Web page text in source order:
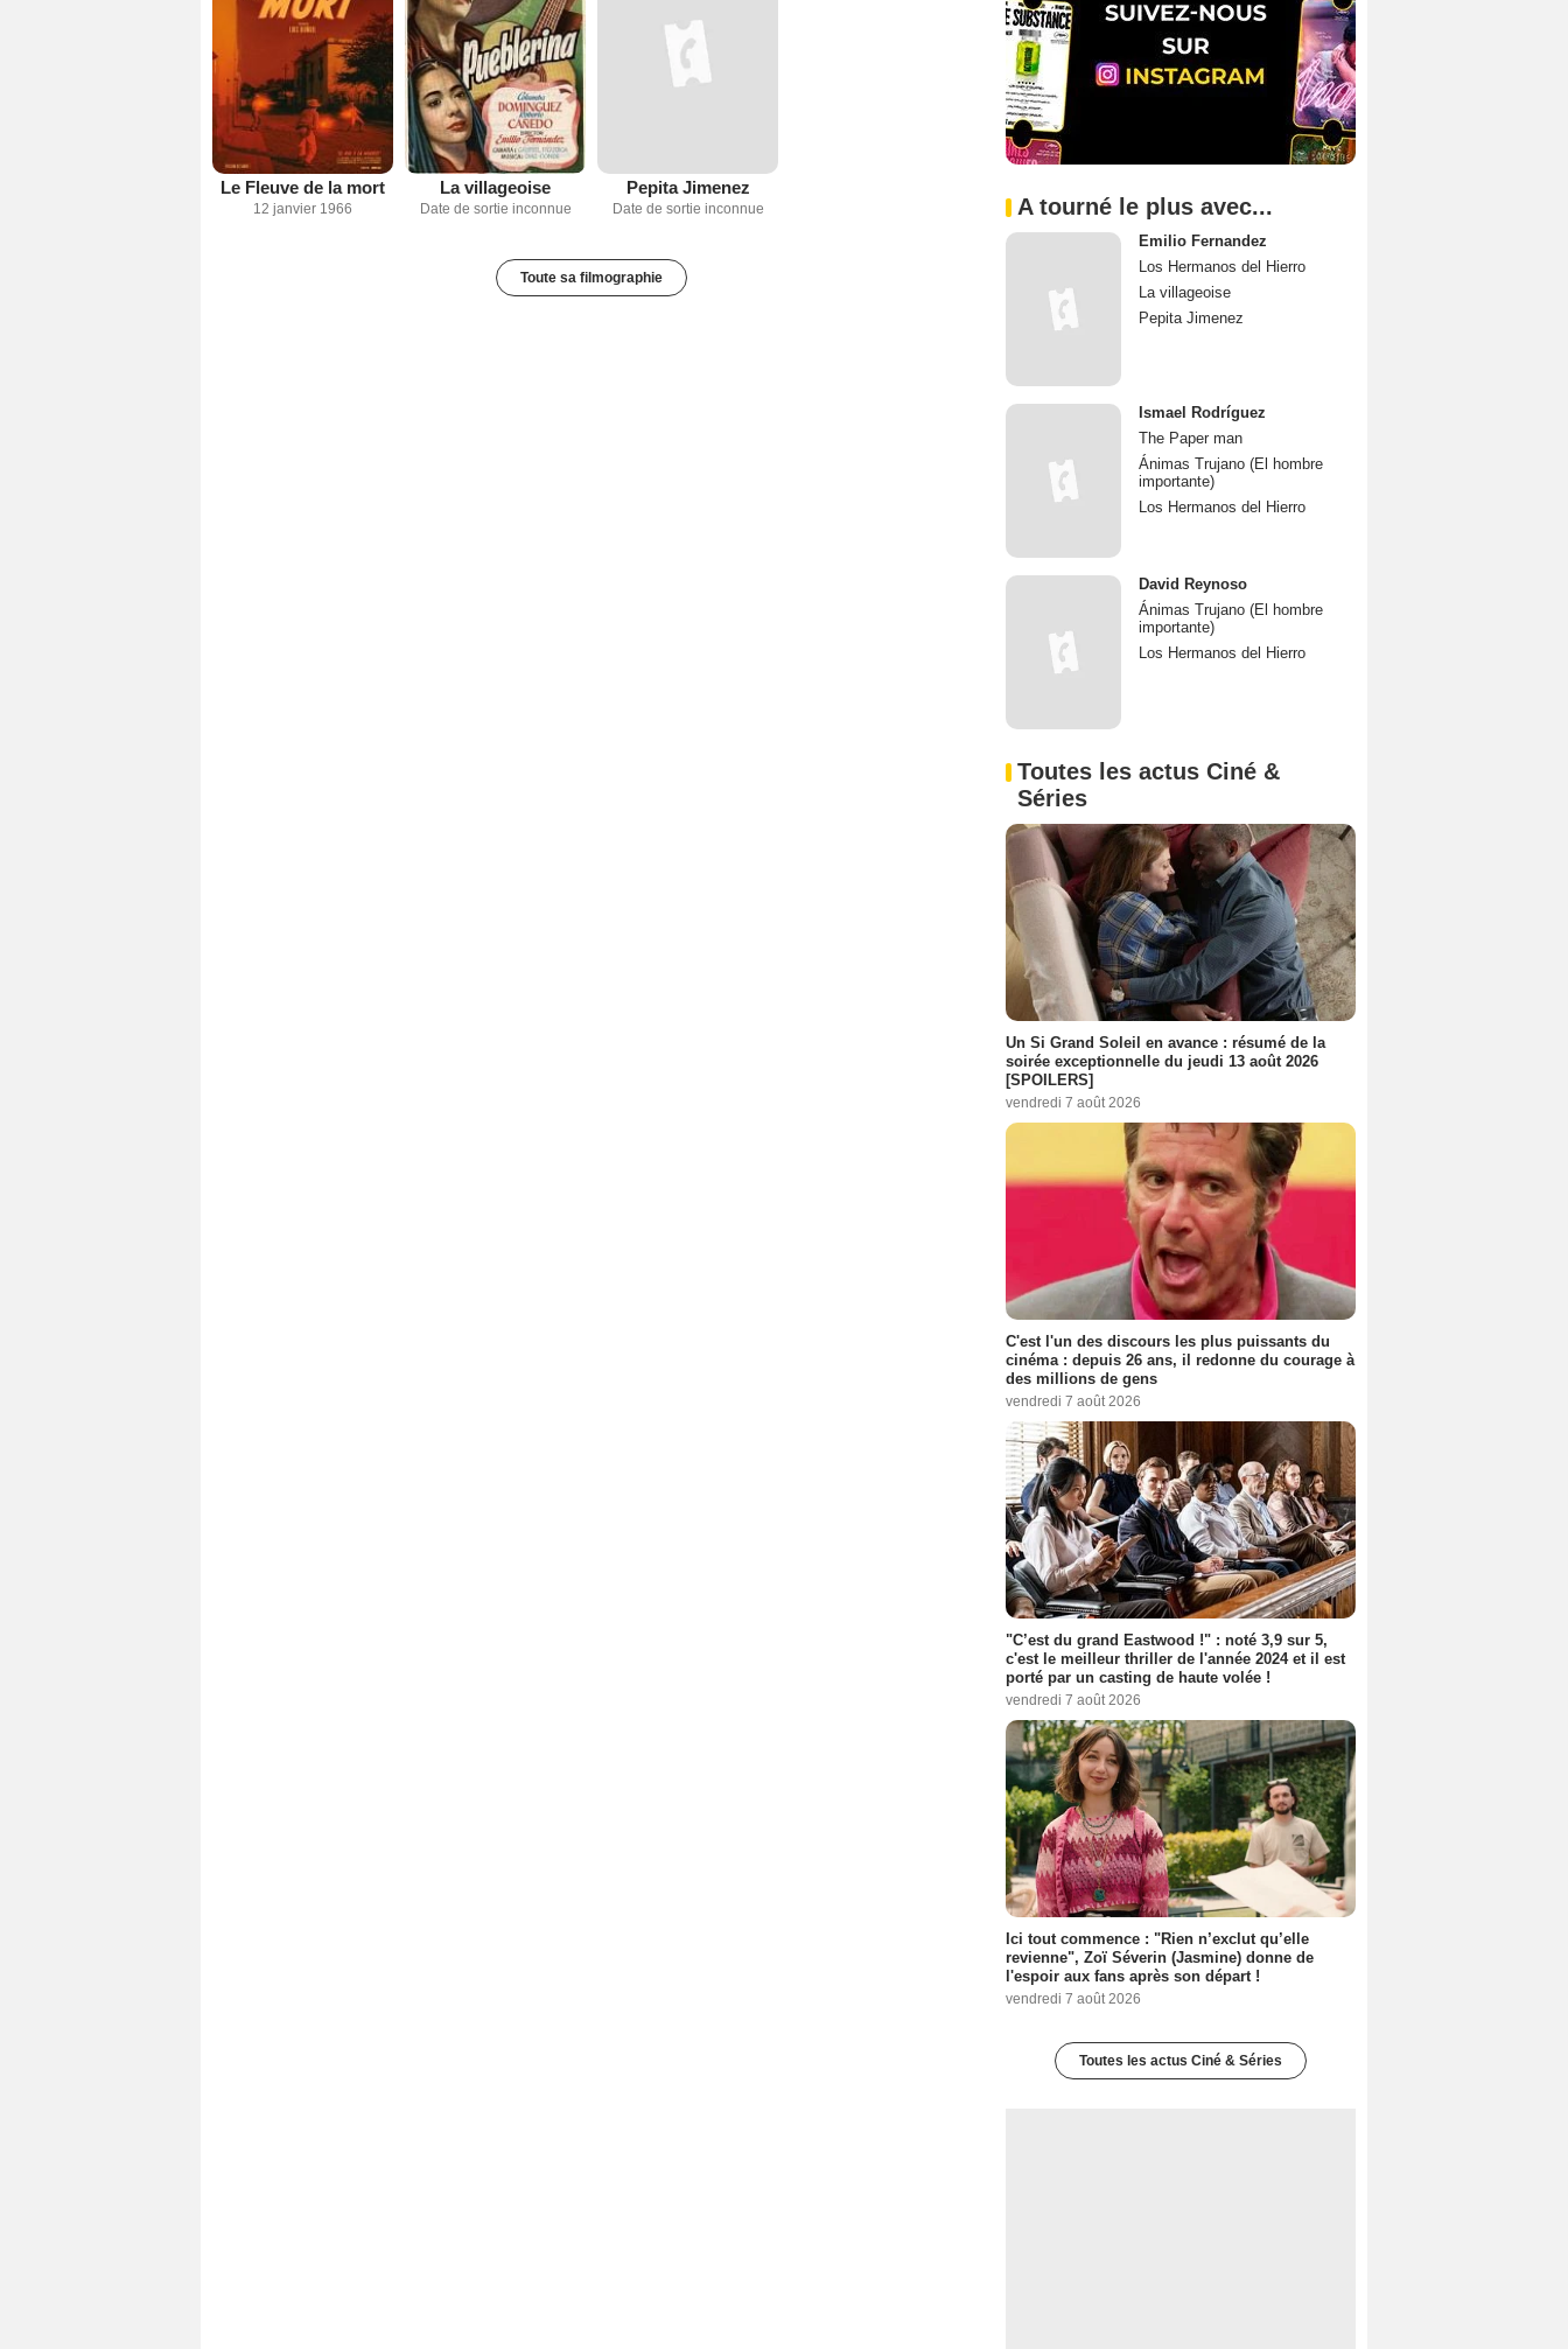
Le Fleuve de la mort
12 janvier 1966
La villageoise
Date de sortie inconnue
Pepita Jimenez
Date de sortie inconnue
Toute sa filmographie
A tourné le plus avec...
Emilio Fernandez
Los Hermanos del Hierro
La villageoise
Pepita Jimenez
Ismael Rodríguez
The Paper man
Ánimas Trujano (El hombre
importante)
Los Hermanos del Hierro
David Reynoso
Ánimas Trujano (El hombre
importante)
Los Hermanos del Hierro
Toutes les actus Ciné &
Séries
Un Si Grand Soleil en avance : résumé de la
soirée exceptionnelle du jeudi 13 août 2026
[SPOILERS]
vendredi 7 août 2026
C'est l'un des discours les plus puissants du
cinéma : depuis 26 ans, il redonne du courage à
des millions de gens
vendredi 7 août 2026
"C’est du grand Eastwood !" : noté 3,9 sur 5,
c'est le meilleur thriller de l'année 2024 et il est
porté par un casting de haute volée !
vendredi 7 août 2026
Ici tout commence : "Rien n’exclut qu’elle
revienne", Zoï Séverin (Jasmine) donne de
l'espoir aux fans après son départ !
vendredi 7 août 2026
Toutes les actus Ciné & Séries